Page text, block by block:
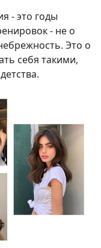
- это годы
- не о
Это о
себя такими,